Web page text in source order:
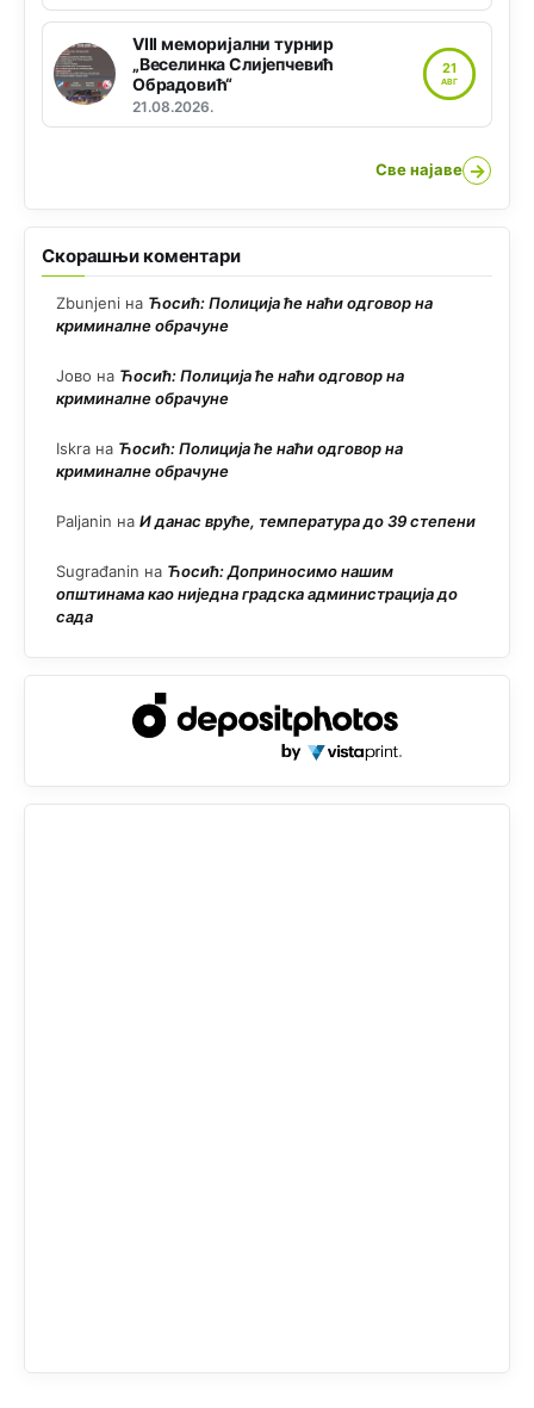
VIII меморијални турнир
„Веселинка Слијепчевић
Обрадовић“
21.08.2026.
21
АВГ
Све најаве →
Скорашњи коментари
Zbunjeni на Ћосић: Полиција ће наћи одговор на
криминалне обрачуне
Јово на Ћосић: Полиција ће наћи одговор на
криминалне обрачуне
Iskra на Ћосић: Полиција ће наћи одговор на
криминалне обрачуне
Paljanin на И данас вруће, температура до 39 степени
Sugrađanin на Ћосић: Доприносимо нашим
општинама као ниједна градска администрација до
сада